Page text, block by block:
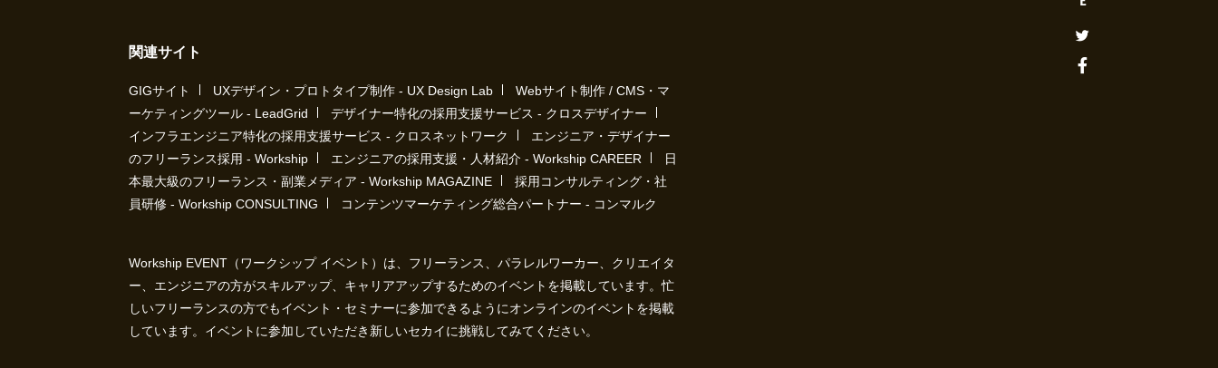
関連サイト
GIGサイト UXデザイン・プロトタイプ制作 - UX Design Lab
Webサイト制作 / CMS・マ
ーケティングツール - LeadGrid
デザイナー特化の採用支援サービス - クロスデザイナー
インフラエンジニア特化の採用支援サービス - クロスネットワーク
エンジニア・デザイナー
のフリーランス採用 - Workship
エンジニアの採用支援・人材紹介 - Workship CAREER
日
本最大級のフリーランス・副業メディア - Workship MAGAZINE
採用コンサルティング・社
員研修 - Workship CONSULTING
コンテンツマーケティング総合パートナー - コンマルク
Workship EVENT（ワークシップ イベント）は、フリーランス、パラレルワーカー、クリエイタ
ー、エンジニアの方がスキルアップ、キャリアアップするためのイベントを掲載しています。忙
しいフリーランスの方でもイベント・セミナーに参加できるようにオンラインのイベントを掲載
しています。イベントに参加していただき新しいセカイに挑戦してみてください。